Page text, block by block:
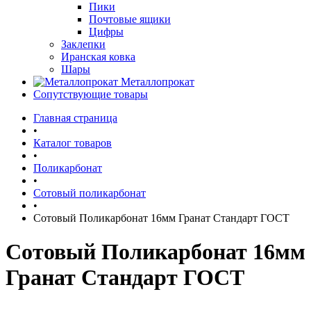
Пики
Почтовые ящики
Цифры
Заклепки
Иранская ковка
Шары
Металлопрокат
Сопутствующие товары
Главная страница
•
Каталог товаров
•
Поликарбонат
•
Сотовый поликарбонат
•
Сотовый Поликарбонат 16мм Гранат Стандарт ГОСТ
Сотовый Поликарбонат 16мм
Гранат Стандарт ГОСТ